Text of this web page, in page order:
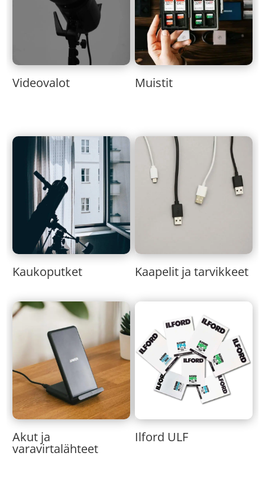
Videovalot Muistit
Kaukoputket Kaapelit ja tarvikkeet
Akut ja
varavirtalähteet
Ilford ULF